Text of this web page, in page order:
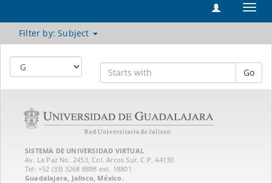
Filter by: Subject
Go
SISTEMA DE UNIVERSIDAD VIRTUAL
Av. La Paz No. 2453, Col. Arcos Sur. C.P. 44130
Tel: +52 (33) 3268 8888‏ ext. 18801
Guadalajara, Jalisco, México.